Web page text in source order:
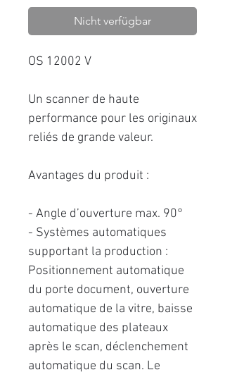
Nicht verfügbar
OS 12002 V
Un scanner de haute
performance pour les originaux
reliés de grande valeur.
Avantages du produit :
- Angle d’ouverture max. 90°
- Systèmes automatiques
supportant la production :
Positionnement automatique
du porte document, ouverture
automatique de la vitre, baisse
automatique des plateaux
après le scan, déclenchement
automatique du scan. Le